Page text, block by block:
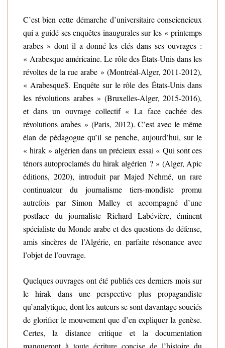
C’est bien cette démarche d’universitaire consciencieux
qui a guidé ses enquêtes inaugurales sur les « printemps
arabes » dont il a donné les clés dans ses ouvrages :
« Arabesque américaine. Le rôle des États-Unis dans les
révoltes de la rue arabe » (Montréal-Alger, 2011-2012),
« Arabesque$. Enquête sur le rôle des États-Unis dans
les révolutions arabes » (Bruxelles-Alger, 2015-2016),
et dans un ouvrage collectif « La face cachée des
révolutions arabes » (Paris, 2012). C’est avec le même
élan de pédagogue qu’il se penche, aujourd’hui, sur le
« hirak » algérien dans un précieux essai « Qui sont ces
ténors autoproclamés du hirak algérien ? » (Alger, Apic
éditions, 2020), introduit par Majed Nehmé, un rare
continuateur du journalisme tiers-mondiste promu
autrefois par Simon Malley et accompagné d’une
postface du journaliste Richard Labévière, éminent
spécialiste du Monde arabe et des questions de défense,
amis sincères de l’Algérie, en parfaite résonance avec
l’objet de l’ouvrage.
Quelques ouvrages ont été publiés ces derniers mois sur
le hirak dans une perspective plus propagandiste
qu’analytique, dont les auteurs se sont davantage souciés
de glorifier le mouvement que d’en expliquer la genèse.
Certes, la distance critique et la documentation